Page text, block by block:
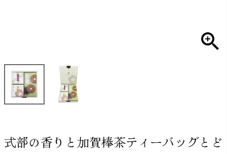
式部の香りと加賀棒茶ティーバッグとど